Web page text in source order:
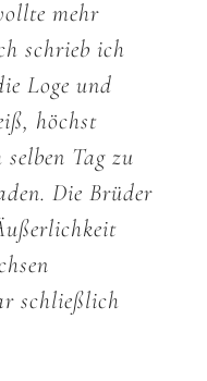
mehr
schrieb ich
Loge und
höchst
Tag zu
Die Brüder
schließlich